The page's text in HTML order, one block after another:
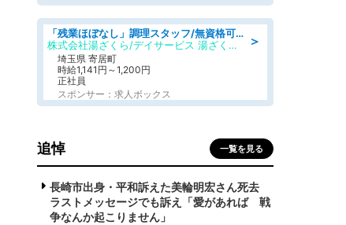
＞
「残業ほぼなし」調理スタッフ/無資格可/正職員/日勤のみ/デイサービス/社会保障完備
株式会社湯ざくら/デイサービス 湯ざくらケアリゾート
埼玉県 寄居町
時給1,141円～1,200円
正社員
スポンサー：求人ボックス
追悼 一覧を見る
長崎市出身・平和訴えた美輪明宏さん死去
ラストメッセージでも訴え「愛があれば 戦
争なんか起こりません」